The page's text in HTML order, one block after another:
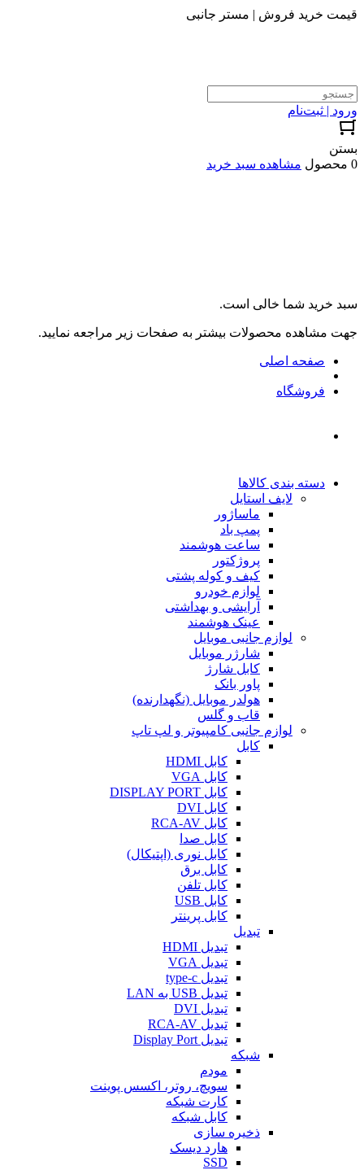
قیمت خرید فروش | مستر جانبی
ورود | ثبت‌نام
بستن
0 محصول
مشاهده سبد خرید
سبد خرید شما خالی است.
جهت مشاهده محصولات بیشتر به صفحات زیر مراجعه نمایید.
صفحه اصلی
فروشگاه
دسته بندی کالاها
لایف استایل
ماساژور
پمپ باد
ساعت هوشمند
پروژکتور
کیف و کوله پشتی
لوازم خودرو
آرایشی و بهداشتی
عینک هوشمند
لوازم جانبی موبایل
شارژر موبایل
کابل شارژ
پاور بانک
هولدر موبایل (نگهدارنده)
قاب و گلس
لوازم جانبی کامپیوتر و لپ تاپ
کابل
کابل HDMI
کابل VGA
کابل DISPLAY PORT
کابل DVI
کابل RCA-AV
کابل صدا
کابل نوری (اپتیکال)
کابل برق
کابل تلفن
کابل USB
کابل پرینتر
تبدیل
تبدیل HDMI
تبدیل VGA
تبدیل type-c
تبدیل USB به LAN
تبدیل DVI
تبدیل RCA-AV
تبدیل Display Port
شبکه
مودم
سویچ، روتر، اکسس پوینت
کارت شبکه
کابل شبکه
ذخیره سازی
هارد دیسک
SSD